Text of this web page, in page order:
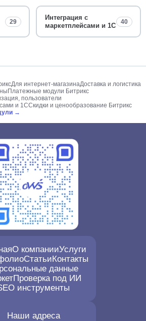
29
Интеграция с
маркетплейсами и 1С
40
Для интернет-магазинаДоставка и логистика
Платежные модули Битрикс
пользователи
и 1ССкидки и ценообразование Битрикс
→
О компанииУслуги
СтатьиКонтакты
данные
Проверка под ИИ
инструменты
Наши адреса